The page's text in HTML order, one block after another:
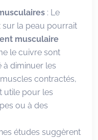
: Le
la peau pourrait
musculaire
le cuivre sont
diminuer les
contractés,
utile pour les
ou à des
études suggèrent